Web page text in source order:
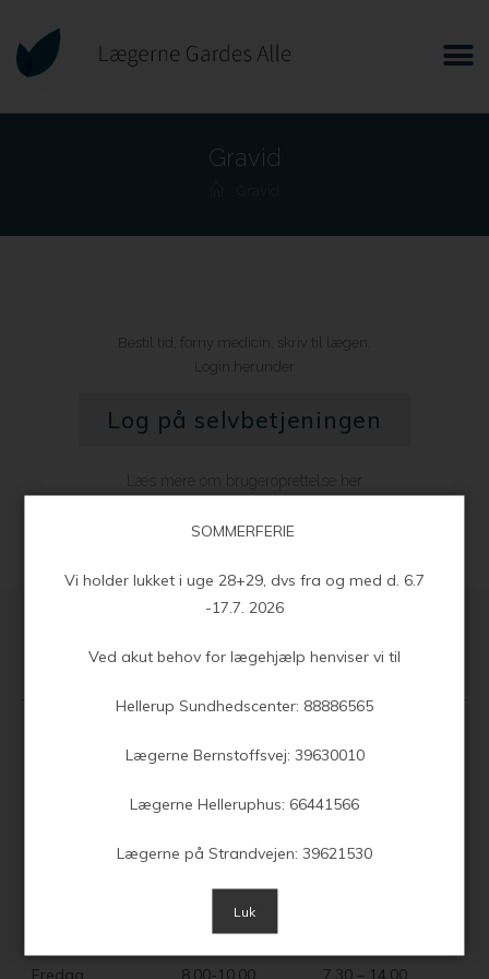
Gravid
Bestil tid, forny medicin, skriv til lægen.
Login herunder
Log på selvbetjeningen
Læs mere om brugeroprettelse her
Klinikkens åbningstider
Telefontider Åbningstider
8.00-10.00 7.30 – 15.00
8.00-10.00
8.00-10.00
8.00-10.00
Fredag 8.00-10.00 7.30 – 14.00
SOMMERFERIE
Vi holder lukket i uge 28+29, dvs fra og med d. 6.7
-17.7. 2026
Ved akut behov for lægehjælp henviser vi til
Hellerup Sundhedscenter: 88886565
Lægerne Bernstoffsvej: 39630010
Lægerne Helleruphus: 66441566
Lægerne på Strandvejen: 39621530
Luk